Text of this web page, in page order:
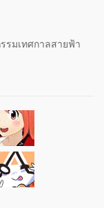
มเทศกาลสายฟ้า